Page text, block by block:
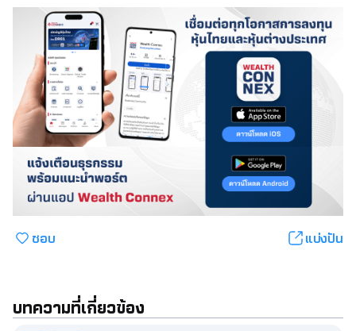
ชอบ แบ่งปัน
บทความที่เกี่ยวข้อง